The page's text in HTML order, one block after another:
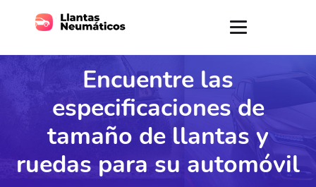
Encuentre las
especificaciones de
tamaño de llantas y
ruedas para su automóvil